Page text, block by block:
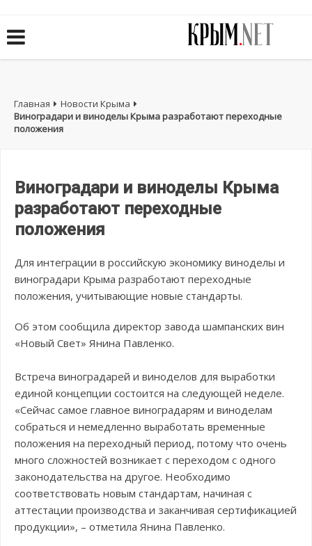
Главная
Новости Крыма
Виноградари и виноделы Крыма разработают переходные
положения
Виноградари и виноделы Крыма
разработают переходные
положения
Для интеграции в российскую экономику виноделы и
виноградари Крыма разработают переходные
положения, учитывающие новые стандарты.
Об этом сообщила директор завода шампанских вин
«Новый Свет» Янина Павленко.
Встреча виноградарей и виноделов для выработки
единой концепции состоится на следующей неделе.
«Сейчас самое главное виноградарям и виноделам
собраться и немедленно выработать временные
положения на переходный период, потому что очень
много сложностей возникает с переходом с одного
законодательства на другое. Необходимо
соответствовать новым стандартам, начиная с
аттестации производства и заканчивая сертификацией
продукции», – отметила Янина Павленко.